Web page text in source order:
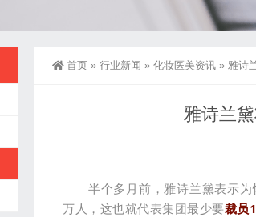
首页 » 行业新闻 » 化妆医美资讯 » 雅诗
雅诗兰
半个多月前，雅诗兰黛表示
万人，这也就代表集团最少要裁员